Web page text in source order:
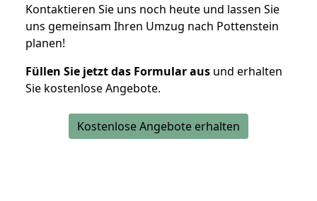
Kontaktieren Sie uns noch heute und lassen Sie
uns gemeinsam Ihren Umzug nach Pottenstein
planen!
Füllen Sie jetzt das Formular aus und erhalten
Sie kostenlose Angebote.
Kostenlose Angebote erhalten